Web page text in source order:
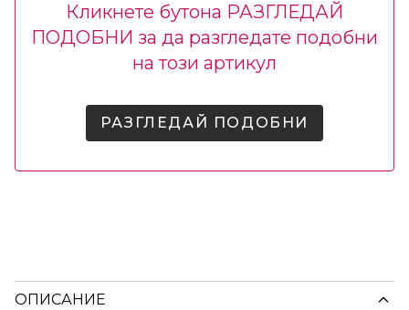
Кликнете бутона РАЗГЛЕДАЙ
ПОДОБНИ за да разгледате подобни
на този артикул
РАЗГЛЕДАЙ ПОДОБНИ
ОПИСАНИЕ